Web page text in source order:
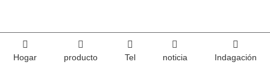
Hogar producto Tel noticia Indagación